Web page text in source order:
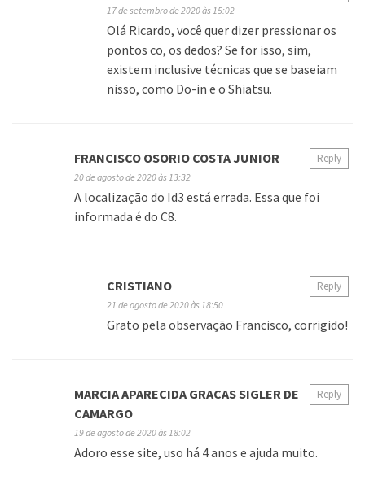
17 de setembro de 2020 às 15:02
Olá Ricardo, você quer dizer pressionar os
pontos co, os dedos? Se for isso, sim,
existem inclusive técnicas que se baseiam
nisso, como Do-in e o Shiatsu.
FRANCISCO OSORIO COSTA JUNIOR
20 de agosto de 2020 às 13:32
A localização do Id3 está errada. Essa que foi
informada é do C8.
Reply
CRISTIANO
21 de agosto de 2020 às 18:50
Grato pela observação Francisco, corrigido!
Reply
MARCIA APARECIDA GRACAS SIGLER DE
CAMARGO
19 de agosto de 2020 às 18:02
Adoro esse site, uso há 4 anos e ajuda muito.
Reply